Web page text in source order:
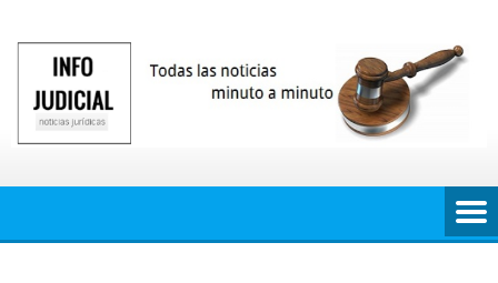
contenido